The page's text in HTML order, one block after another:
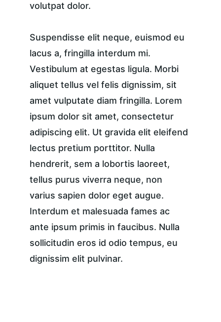
volutpat dolor.
Suspendisse elit neque, euismod eu
lacus a, fringilla interdum mi.
Vestibulum at egestas ligula. Morbi
aliquet tellus vel felis dignissim, sit
amet vulputate diam fringilla. Lorem
ipsum dolor sit amet, consectetur
adipiscing elit. Ut gravida elit eleifend
lectus pretium porttitor. Nulla
hendrerit, sem a lobortis laoreet,
tellus purus viverra neque, non
varius sapien dolor eget augue.
Interdum et malesuada fames ac
ante ipsum primis in faucibus. Nulla
sollicitudin eros id odio tempus, eu
dignissim elit pulvinar.